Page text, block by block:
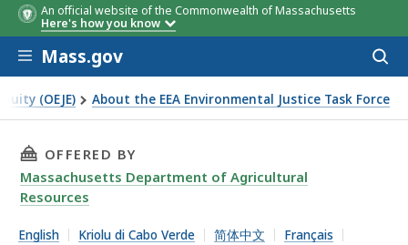
An official website of the Commonwealth of Massachusetts
Here's how you know
Skip to main content
Mass.gov
(OEJE) About the EEA Environmental Justice Task Force
THIS PAGE, MDAR EJ FEEDBACK FORM, IS
OFFERED BY
Massachusetts Department of Agricultural
Resources
English Kriolu di Cabo Verde 简体中文
Français